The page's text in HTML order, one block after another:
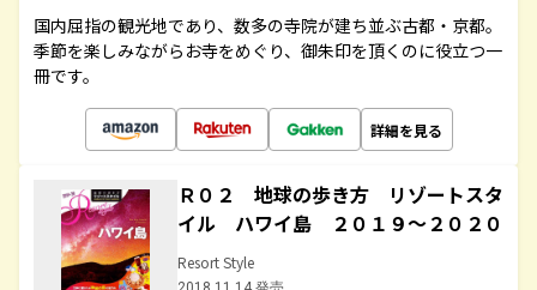
国内屈指の観光地であり、数多の寺院が建ち並ぶ古都・京都。
季節を楽しみながらお寺をめぐり、御朱印を頂くのに役立つ一
冊です。
詳細を見る
Ｒ０２ 地球の歩き方 リゾートスタ
イル ハワイ島 ２０１９～２０２０
Resort Style